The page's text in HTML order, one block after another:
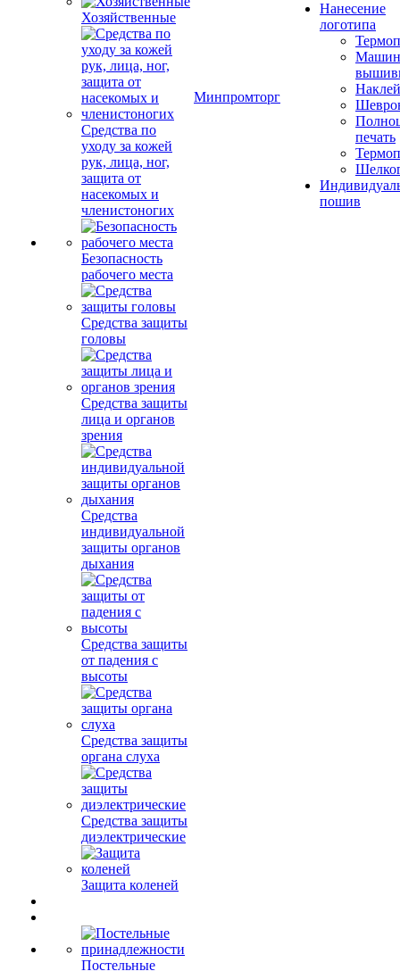
Хозяйственные
Средства по
уходу за кожей
рук, лица, ног,
защита от
насекомых и
членистоногих
Безопасность
рабочего места
Средства защиты
головы
Средства защиты
лица и органов
зрения
Средства
индивидуальной
защиты органов
дыхания
Средства защиты
от падения с
высоты
Средства защиты
органа слуха
Средства защиты
диэлектрические
Защита коленей
Постельные
Минпромторг
Нанесение
логотипа
печать
пошив